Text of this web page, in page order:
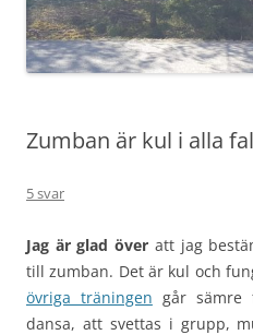
Zumban är kul i alla
5 svar
Jag är glad över att jag
till zumban. Det är kul och
övriga träningen går
dansa, att svettas i grupp,